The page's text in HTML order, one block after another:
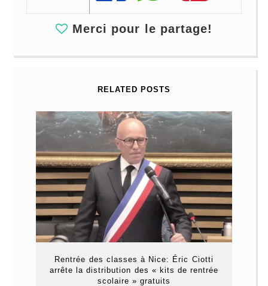
Merci pour le partage!
RELATED POSTS
Rentrée des classes à Nice: Éric Ciotti
arrête la distribution des « kits de rentrée
scolaire » gratuits